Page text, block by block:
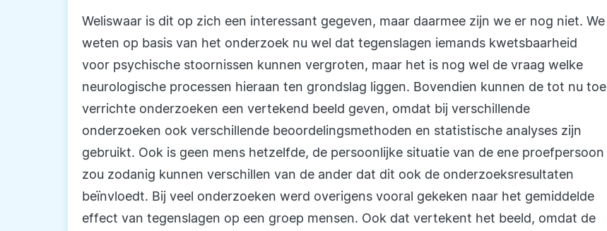
Weliswaar is dit op zich een interessant gegeven, maar daarmee zijn we er nog niet. We
weten op basis van het onderzoek nu wel dat tegenslagen iemands kwetsbaarheid
voor psychische stoornissen kunnen vergroten, maar het is nog wel de vraag welke
neurologische processen hieraan ten grondslag liggen. Bovendien kunnen de tot nu toe
verrichte onderzoeken een vertekend beeld geven, omdat bij verschillende
onderzoeken ook verschillende beoordelingsmethoden en statistische analyses zijn
gebruikt. Ook is geen mens hetzelfde, de persoonlijke situatie van de ene proefpersoon
zou zodanig kunnen verschillen van de ander dat dit ook de onderzoeksresultaten
beïnvloedt. Bij veel onderzoeken werd overigens vooral gekeken naar het gemiddelde
effect van tegenslagen op een groep mensen. Ook dat vertekent het beeld, omdat de